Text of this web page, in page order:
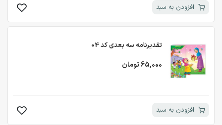
افزودن به سبد
تقدیرنامه سه بعدی کد 04
65,000 تومان
افزودن به سبد